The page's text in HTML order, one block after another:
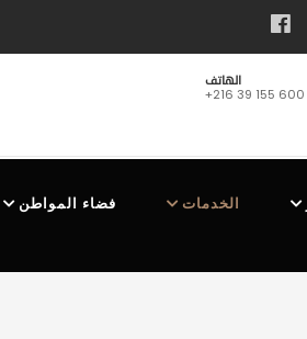
الهاتف
+216 39 155 600
الخدمات فضاء المواطن